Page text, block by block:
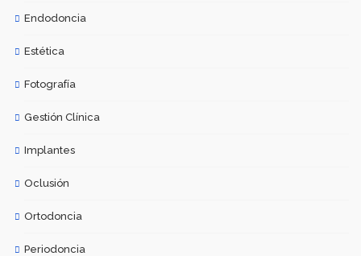
Endodoncia
Estética
Fotografía
Gestión Clínica
Implantes
Oclusión
Ortodoncia
Periodoncia